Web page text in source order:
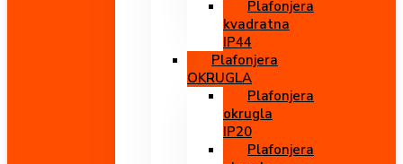
Plafonjera
kvadratna
IP44
Plafonjera
OKRUGLA
Plafonjera
okrugla
IP20
Plafonjera